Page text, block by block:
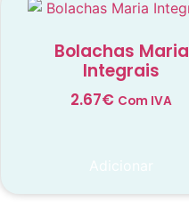
Bolachas Maria
Integrais
2.67€ Com IVA
Adicionar